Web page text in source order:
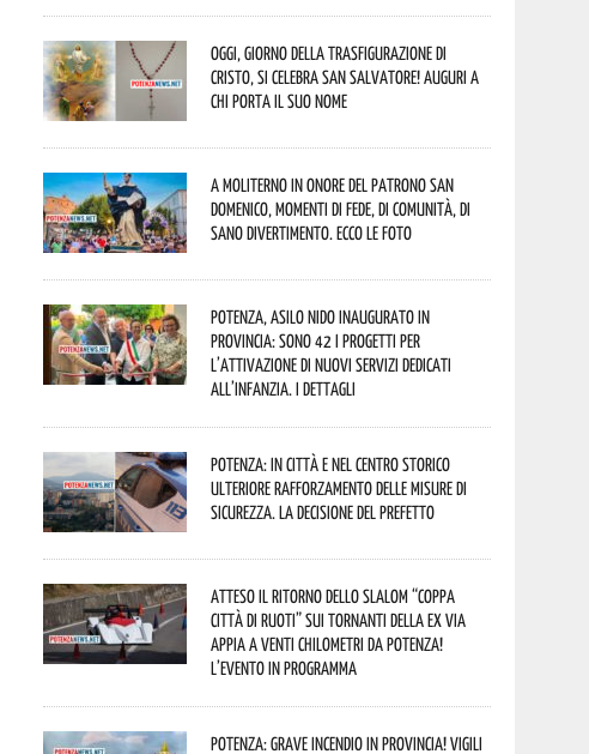
Oggi, giorno della Trasfigurazione di
Cristo, si celebra San Salvatore! Auguri a
chi porta il suo nome
A Moliterno in onore del Patrono San
Domenico, momenti di fede, di comunità, di
sano divertimento. Ecco le foto
Potenza, asilo nido inaugurato in
provincia: sono 42 i progetti per
l’attivazione di nuovi servizi dedicati
all’infanzia. I dettagli
Potenza: in città e nel centro storico
ulteriore rafforzamento delle misure di
sicurezza. La decisione del Prefetto
Atteso il ritorno dello slalom “Coppa
Città di Ruoti” sui tornanti della ex via
Appia a venti chilometri da Potenza!
L’evento in programma
Potenza: grave incendio in Provincia! Vigili